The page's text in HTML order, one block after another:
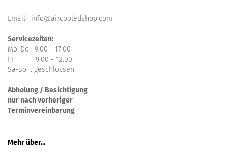
Email : info@aircooledshop.com
Servicezeiten:
Mo-Do : 9.00 - 17.00
Fr : 9.00 - 12.00
Sa-So : geschlossen
Abholung / Besichtigung
nur nach vorheriger
Terminvereinbarung
Mehr über...